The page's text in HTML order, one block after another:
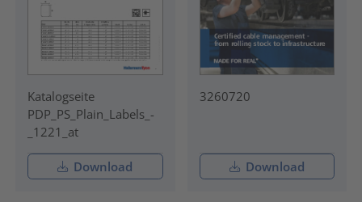
Katalogseite
PDP_PS_Plain_Labels_-
_1221_at
Download
3260720
Download